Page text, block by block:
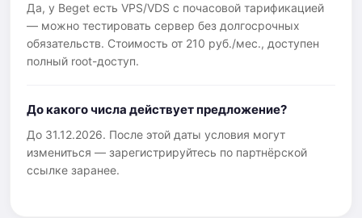
Да, у Beget есть VPS/VDS с почасовой тарификацией
— можно тестировать сервер без долгосрочных
обязательств. Стоимость от 210 руб./мес., доступен
полный root-доступ.
До какого числа действует предложение?
До 31.12.2026. После этой даты условия могут
измениться — зарегистрируйтесь по партнёрской
ссылке заранее.